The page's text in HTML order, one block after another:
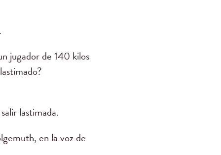
jugador de 140 kilos
lastimada.
en la voz de